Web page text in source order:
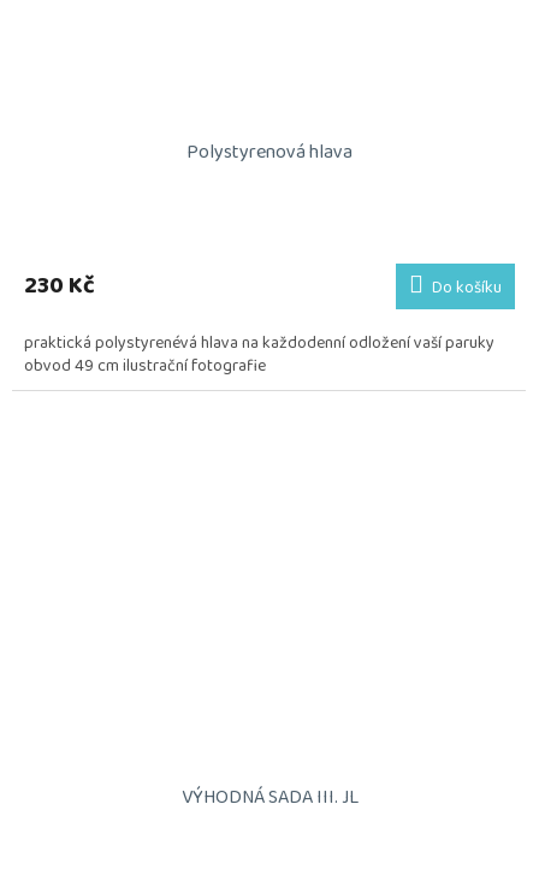
Polystyrenová hlava
230 Kč Do košíku
praktická polystyrenévá hlava na každodenní odložení vaší paruky
obvod 49 cm ilustrační fotografie
VÝHODNÁ SADA III. JL